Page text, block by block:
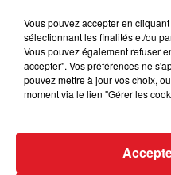
couvre-feu : la
aide exceptionnelle de
versée aux bénéficiaires
semaines à venir.
FIL D'ACTUS
Vous pouvez accepter en
sélectionnant les finalités et/ou
Vous pouvez également refuser
accepter". Vos préférences ne
pouvez mettre à jour vos choix,
moment via le lien "Gérer les